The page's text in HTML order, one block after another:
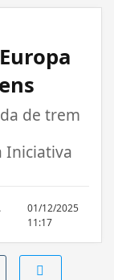
de trem
Iniciativa
01/12/2025
11:17